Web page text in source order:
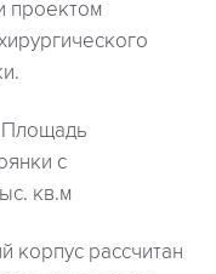
проектом
Площадь
с
кв.м
корпус рассчитан